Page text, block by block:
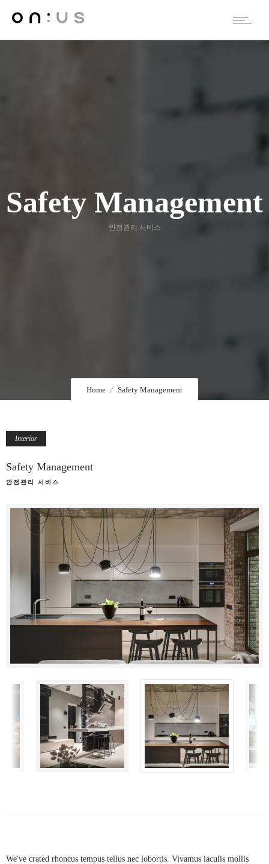
Safety Management
안전관리 서비스
Home Safety Management
Interior
Safety Management
안전관리 서비스
We've crated rhoncus tempus tellus nec lobortis. Vivamus iaculis mollis